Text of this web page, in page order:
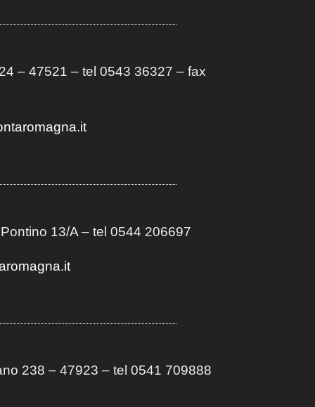
– 47521 – tel 0543 36327 – fax
13/A– tel 0544 206697
238 – 47923 – tel 0541 709888